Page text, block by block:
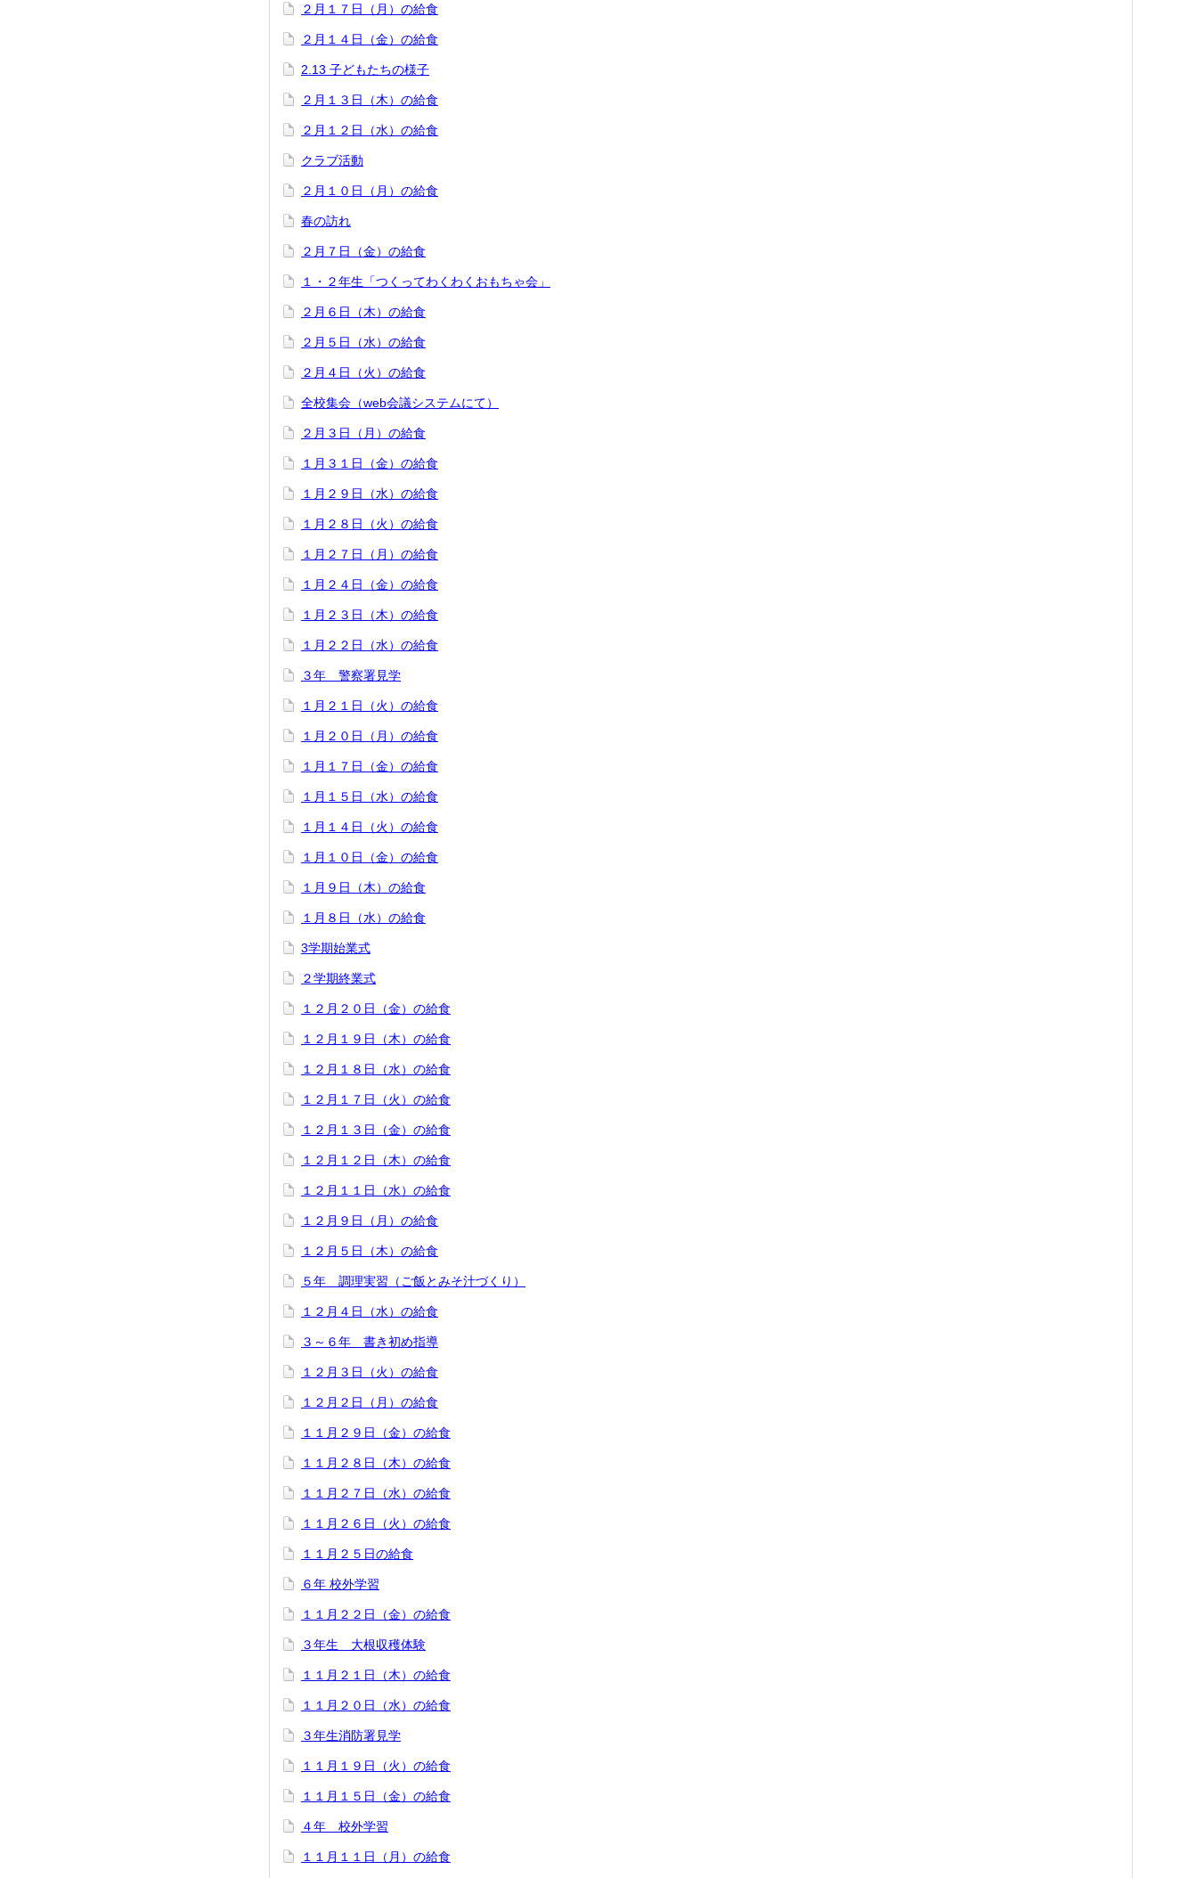
２月１７日（月）の給食
２月１４日（金）の給食
2.13 子どもたちの様子
２月１３日（木）の給食
２月１２日（水）の給食
クラブ活動
２月１０日（月）の給食
春の訪れ
２月７日（金）の給食
１・２年生「つくってわくわくおもちゃ会」
２月６日（木）の給食
２月５日（水）の給食
２月４日（火）の給食
全校集会（web会議システムにて）
２月３日（月）の給食
１月３１日（金）の給食
１月２９日（水）の給食
１月２８日（火）の給食
１月２７日（月）の給食
１月２４日（金）の給食
１月２３日（木）の給食
１月２２日（水）の給食
３年 警察署見学
１月２１日（火）の給食
１月２０日（月）の給食
１月１７日（金）の給食
１月１５日（水）の給食
１月１４日（火）の給食
１月１０日（金）の給食
１月９日（木）の給食
１月８日（水）の給食
3学期始業式
２学期終業式
１２月２０日（金）の給食
１２月１９日（木）の給食
１２月１８日（水）の給食
１２月１７日（火）の給食
１２月１３日（金）の給食
１２月１２日（木）の給食
１２月１１日（水）の給食
１２月９日（月）の給食
１２月５日（木）の給食
５年 調理実習（ご飯とみそ汁づくり）
１２月４日（水）の給食
３～６年 書き初め指導
１２月３日（火）の給食
１２月２日（月）の給食
１１月２９日（金）の給食
１１月２８日（木）の給食
１１月２７日（水）の給食
１１月２６日（火）の給食
１１月２５日の給食
６年 校外学習
１１月２２日（金）の給食
３年生 大根収穫体験
１１月２１日（木）の給食
１１月２０日（水）の給食
３年生消防署見学
１１月１９日（火）の給食
１１月１５日（金）の給食
４年 校外学習
１１月１１日（月）の給食